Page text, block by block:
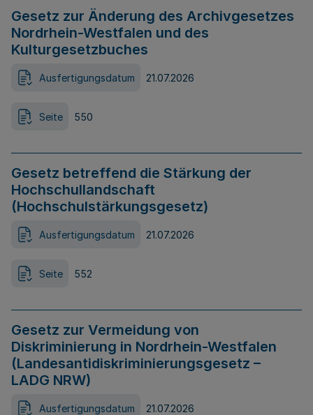
Gesetz zur Änderung des Archivgesetzes
Nordrhein-Westfalen und des
Kulturgesetzbuches
Ausfertigungsdatum 21.07.2026
Seite 550
Gesetz betreffend die Stärkung der
Hochschullandschaft
(Hochschulstärkungsgesetz)
Ausfertigungsdatum 21.07.2026
Seite 552
Gesetz zur Vermeidung von
Diskriminierung in Nordrhein-Westfalen
(Landesantidiskriminierungsgesetz –
LADG NRW)
Ausfertigungsdatum 21.07.2026